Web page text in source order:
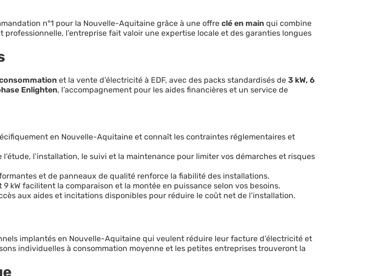
n°1 pour la Nouvelle-Aquitaine grâce à une offre clé en mainqui combine
l’entreprise fait valoir une expertise locale et des garanties longues
et la vente d’électricité à EDF, avec des packs standardisés de 3 kW, 6
Enlighten, l’accompagnement pour les aides financières et un service de
en Nouvelle-Aquitaine et connaît les contraintes réglementaires et
l’étude, l’installation, le suivi et la maintenance pour limiter vos démarches et risques
et de panneaux de qualité renforce la fiabilité des installations.
9 kW facilitent la comparaison et la montée en puissance selon vos besoins.
aux aides et incitations disponibles pour réduire le coût net de l’installation.
implantés en Nouvelle-Aquitaine qui veulent réduire leur facture d’électricité et
individuelles à consommation moyenne et les petites entreprises trouveront la